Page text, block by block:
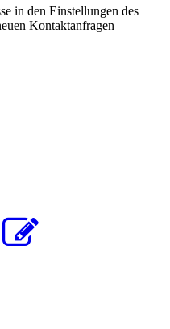
in den Einstellungen des
Kontaktanfragen